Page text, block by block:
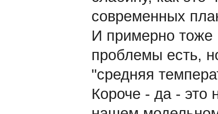
современных
И примерно тоже
проблемы есть,
"средняя
Короче - да - это